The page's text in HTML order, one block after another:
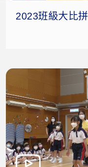
2023班級大比拼